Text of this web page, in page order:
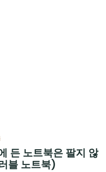
든 노트북은 팔지 않
블 노트북)